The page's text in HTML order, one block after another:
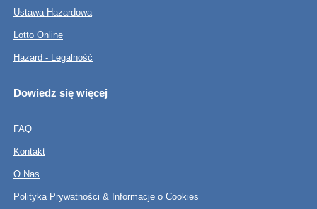
Ustawa Hazardowa
Lotto Online
Hazard - Legalność
Dowiedz się więcej
FAQ
Kontakt
O Nas
Polityka Prywatności & Informacje o Cookies